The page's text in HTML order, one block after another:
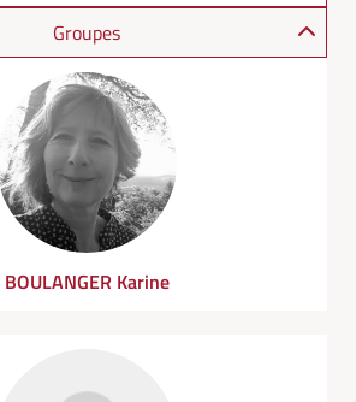
Groupes
BOULANGER Karine